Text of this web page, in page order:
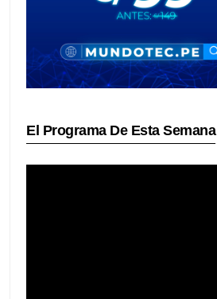
El Programa De Esta Semana